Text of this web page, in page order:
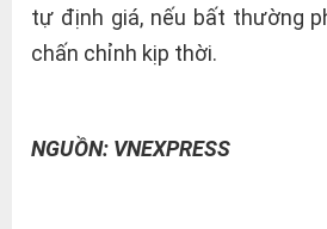
tự định giá, nếu bất thường
chấn chỉnh kịp thời.
NGUỒN: VNEXPRESS